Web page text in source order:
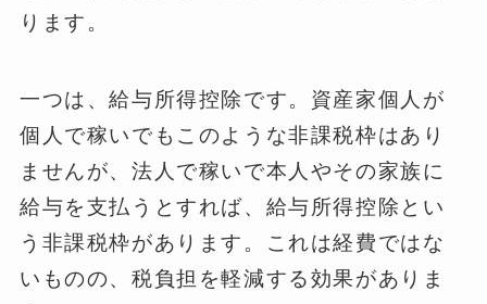
ります。
一つは、給与所得控除です。資産家個人が
個人で稼いでもこのような非課税枠はあり
ませんが、法人で稼いで本人やその家族に
給与を支払うとすれば、給与所得控除とい
う非課税枠があります。これは経費ではな
いものの、税負担を軽減する効果がありま